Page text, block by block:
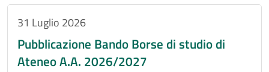
31 Luglio 2026
Pubblicazione Bando Borse di studio di
Ateneo A.A. 2026/2027